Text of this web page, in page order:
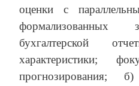
оценки с
формализованных
бухгалтерской
характеристики;
прогнозирования;